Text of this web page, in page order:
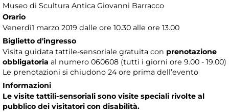
Museo di Scultura Antica Giovanni Barracco
Orario
Venerdì1 marzo 2019 dalle ore 10.30 alle ore 13.00
Biglietto d'ingresso
Visita guidata tattile-sensoriale gratuita con prenotazione
obbligatoria al numero 060608 (tutti i giorni ore 9.00 - 19.00)
Le prenotazioni si chiudono 24 ore prima dell’evento
Informazioni
Le visite tattili-sensoriali sono visite speciali rivolte al
pubblico dei visitatori con disabilità.